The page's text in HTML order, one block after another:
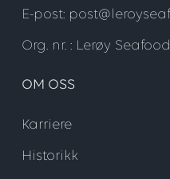
E-post:
Org. nr. : Lerøy
OM OSS
Karriere
Historikk